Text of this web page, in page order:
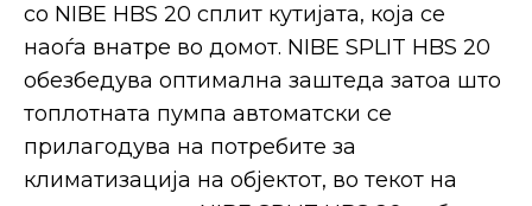
со NIBE HBS 20 сплит кутијата, која се
наоѓа внатре во домот. NIBE SPLIT HBS 20
обезбедува оптимална заштеда затоа што
топлотната пумпа автоматски се
прилагодува на потребите за
климатизација на објектот, во текот на